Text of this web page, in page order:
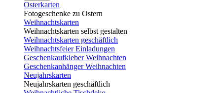
Osterkarten
Fotogeschenke zu Ostern
Weihnachtskarten
Weihnachtskarten selbst gestalten
Weihnachtskarten geschäftlich
Weihnachtsfeier Einladungen
Geschenkaufkleber Weihnachten
Geschenkanhänger Weihnachten
Neujahrskarten
Neujahrskarten geschäftlich